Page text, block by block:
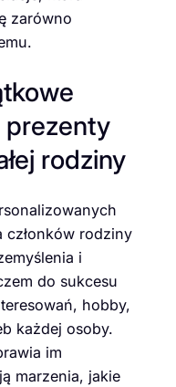
zarówno
prezenty
rodziny
członków rodziny
i
do sukcesu
hobby,
każdej osoby.
im
marzenia, jakie